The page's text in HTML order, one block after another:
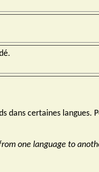
dans certaines
one language to